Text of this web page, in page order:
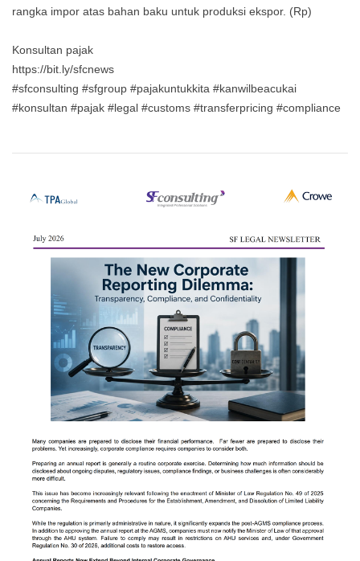
rangka impor atas bahan baku untuk produksi ekspor. (Rp)
Konsultan pajak
https://bit.ly/sfcnews
#sfconsulting #sfgroup #pajakuntukkita #kanwilbeacukai
#konsultan #pajak #legal #customs #transferpricing #compliance